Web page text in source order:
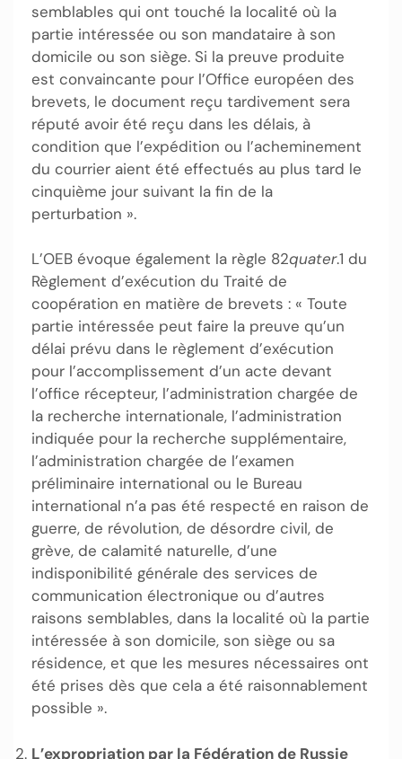
semblables qui ont touché la localité où la
partie intéressée ou son mandataire à son
domicile ou son siège. Si la preuve produite
est convaincante pour l’Office européen des
brevets, le document reçu tardivement sera
réputé avoir été reçu dans les délais, à
condition que l’expédition ou l’acheminement
du courrier aient été effectués au plus tard le
cinquième jour suivant la fin de la
perturbation ».
L’OEB évoque également la règle 82quater.1 du
Règlement d’exécution du Traité de
coopération en matière de brevets : « Toute
partie intéressée peut faire la preuve qu’un
délai prévu dans le règlement d’exécution
pour l’accomplissement d’un acte devant
l’office récepteur, l’administration chargée de
la recherche internationale, l’administration
indiquée pour la recherche supplémentaire,
l’administration chargée de l’examen
préliminaire international ou le Bureau
international n’a pas été respecté en raison de
guerre, de révolution, de désordre civil, de
grève, de calamité naturelle, d’une
indisponibilité générale des services de
communication électronique ou d’autres
raisons semblables, dans la localité où la partie
intéressée à son domicile, son siège ou sa
résidence, et que les mesures nécessaires ont
été prises dès que cela a été raisonnablement
possible ».
L’expropriation par la Fédération de Russie